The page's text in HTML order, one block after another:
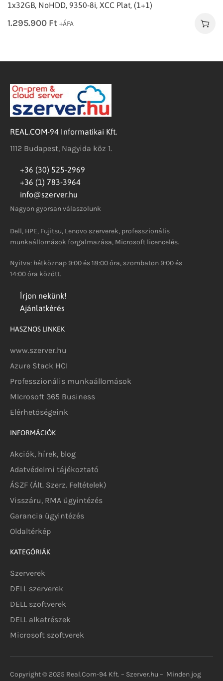
1x32GB, NoHDD, 9350-8i, XCC Plat, (1+1)
1.295.900 Ft +ÁFA
REAL.COM-94 Informatikai Kft.
1112 Budapest, Nagyida köz 1.
+36 (30) 525-2969
+36 (1) 783-3964
info@szerver.hu
Nagyon gyorsan válaszolunk
Dell, HPE, Fujitsu, Lenovo szerverek, professzionális
munkaállomások forgalmazása, Microsoft licencelés.
Nyitva: hétköznap 9:00 és 18:00 óra, szombaton 9:00 és
14:00 óra között.
Írjon nekünk!
Ajánlatkérés
HASZNOS LINKEK
www.szerver.hu
Azure Stack HCI
Professzionális munkaállomások
MIcrosoft 365 Business
Elérhetőségeink
INFORMÁCIÓK
Akciók, hírek, blog
Adatvédelmi tájékoztató
ÁSZF (Ált. Szerz. Feltételek)
Visszáru, RMA ügyintézés
Garancia ügyintézés
Oldaltérkép
KATEGÓRIÁK
Szerverek
DELL szerverek
DELL szoftverek
DELL alkatrészek
Microsoft szoftverek
Copyright © 2025 Real.Com-94 Kft. – Szerver.hu – Minden jog